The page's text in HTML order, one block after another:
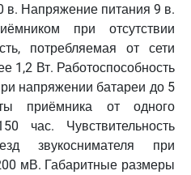
в. Напряжение питания 9 в.
при отсутствии
потребляемая от сети
1,2 Вт. Работоспособность
напряжении батареи до 5
приёмника от одного
час. Чувствительность
звукоснимателя при
мВ. Габаритные размеры